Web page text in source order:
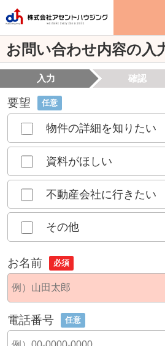
お問い合わせ内容の入
入力 確認
要望 任意
物件の詳細を知りたい
資料がほしい
不動産会社に行きたい
その他
お名前 必須
電話番号 任意